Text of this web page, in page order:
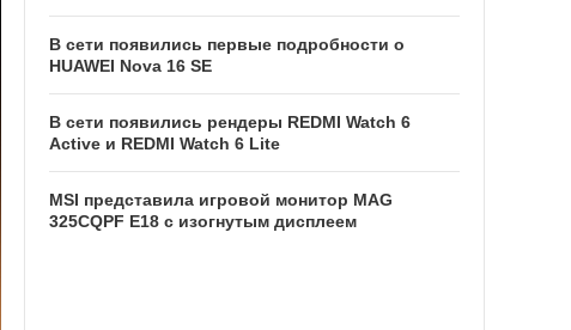
В сети появились первые подробности о
HUAWEI Nova 16 SE
В сети появились рендеры REDMI Watch 6
Active и REDMI Watch 6 Lite
MSI представила игровой монитор MAG
325CQPF E18 с изогнутым дисплеем